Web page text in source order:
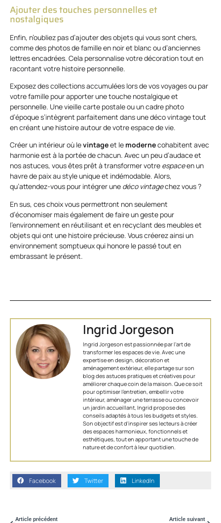
Ajouter des touches personnelles et
nostalgiques
Enfin, n’oubliez pas d’ajouter des objets qui vous sont chers,
comme des photos de famille en noir et blanc ou d’anciennes
lettres encadrées. Cela personnalise votre décoration tout en
racontant votre histoire personnelle.
Exposez des collections accumulées lors de vos voyages ou par
votre famille pour apporter une touche nostalgique et
personnelle. Une vieille carte postale ou un cadre photo
d’époque s’intègrent parfaitement dans une déco vintage tout
en créant une histoire autour de votre espace de vie.
Créer un intérieur où levintageet le modernecohabitent avec
harmonie est à la portée de chacun. Avec un peu d’audace et
nos astuces, vous êtes prêt à transformer votre espaceen un
havre de paix au style unique et indémodable. Alors,
qu’attendez-vous pour intégrer une déco vintagechez vous ?
En sus, ces choix vous permettront non seulement
d’économiser mais également de faire un geste pour
l’environnement en réutilisant et en recyclant des meubles et
objets qui ont une histoire précieuse. Vous créerez ainsi un
environnement somptueux qui honore le passé tout en
embrassant le présent.
Ingrid Jorgeson
Ingrid Jorgeson est passionnée par l'art de
transformer les espaces de vie. Avec une
expertise en design, décoration et
aménagement extérieur, elle partage sur son
blog des astuces pratiques et créatives pour
améliorer chaque coin de la maison. Que ce soit
pour optimiser l’entretien, embellir votre
intérieur, aménager une terrasse ou concevoir
un jardin accueillant, Ingrid propose des
conseils adaptés à tous les budgets et styles.
Son objectif est d'inspirer ses lecteurs à créer
des espaces harmonieux, fonctionnels et
esthétiques, tout en apportant une touche de
nature et de confort à leur quotidien.
Facebook Twitter LinkedIn
Article précédent Article suivant